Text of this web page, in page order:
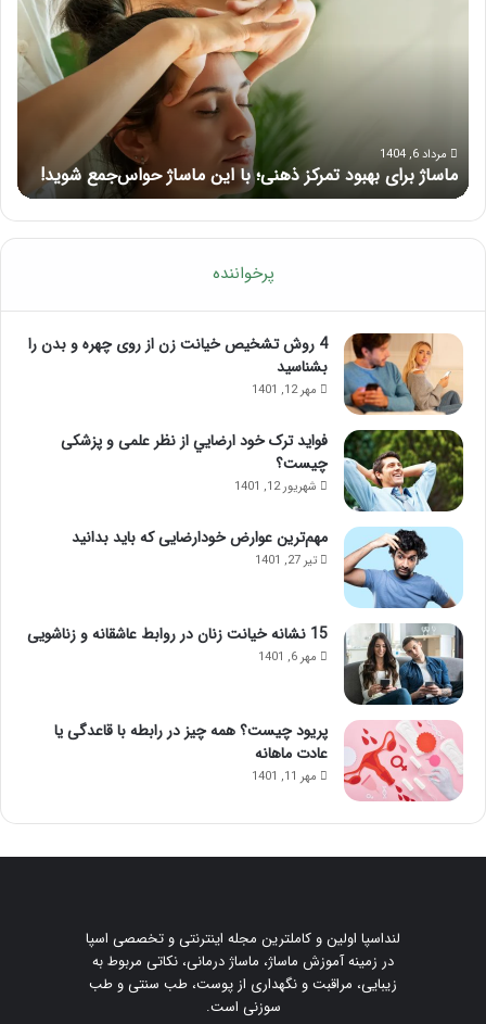
حواس‌جمع
شوید!
مرداد 6, 1404
ماساژ برای بهبود تمرکز ذهنی؛ با این ماساژ حواس‌جمع شوید!
لب
بعد
از
پرخواننده
4 روش تشخیص خیانت زن از روی چهره و بدن را
بشناسید
مهر 12, 1401
فواید ترک خود ارضايي از نظر علمی و پزشکی
چیست؟
شهریور 12, 1401
مهم‌ترین عوارض خودارضایی که باید بدانید
تیر 27, 1401
15 نشانه خیانت زنان در روابط عاشقانه و زناشویی
مهر 6, 1401
پریود چیست؟ همه چیز در رابطه با قاعدگی یا
عادت ماهانه
مهر 11, 1401
لنداسپا اولین و کاملترین مجله اینترنتی و تخصصی اسپا
در زمینه آموزش ماساژ، ماساژ درمانی، نکاتی مربوط به
زیبایی، مراقبت و نگهداری از پوست، طب سنتی و طب
سوزنی است.